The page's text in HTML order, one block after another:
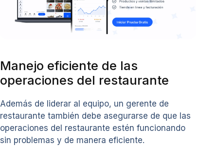
Manejo eficiente de las
operaciones del restaurante
Además de liderar al equipo, un gerente de
restaurante también debe asegurarse de que las
operaciones del restaurante estén funcionando
sin problemas y de manera eficiente.